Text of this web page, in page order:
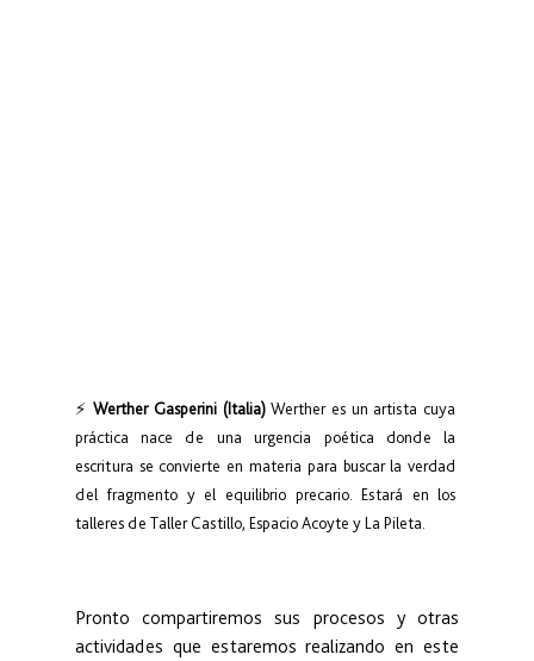
⚡ Werther Gasperini (Italia) Werther es un artista cuya
práctica nace de una urgencia poética donde la
escritura se convierte en materia para buscar la verdad
del fragmento y el equilibrio precario. Estará en los
talleres de Taller Castillo, Espacio Acoyte y La Pileta.
Pronto compartiremos sus procesos y otras
actividades que estaremos realizando en este